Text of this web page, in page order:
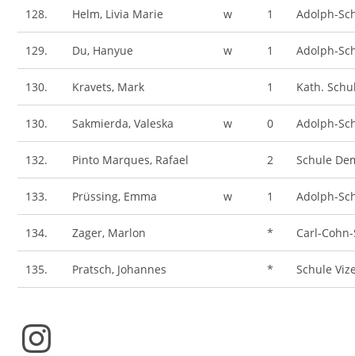
128. Helm, Livia Marie w 1 Adolph-
129. Du, Hanyue w 1 Adolph-
130. Kravets, Mark 1 Kath.
130. Sakmierda, Valeska w 0 Adolph-
132. Pinto Marques, Rafael 2 Schule
133. Prüssing, Emma w 1 Adolph-
134. Zager, Marlon * Carl-
135. Pratsch, Johannes * Schule
Instagram